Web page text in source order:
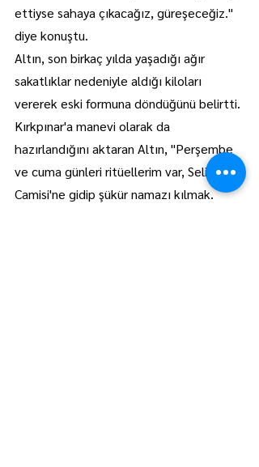
ettiyse sahaya çıkacağız, güreşeceğiz."
diye konuştu.
Altın, son birkaç yılda yaşadığı ağır
sakatlıklar nedeniyle aldığı kiloları
vererek eski formuna döndüğünü belirtti.
Kırkpınar'a manevi olarak da
hazırlandığını aktaran Altın, "Perşembe
ve cuma günleri ritüellerim var, Selimiye
Camisi'ne gidip şükür namazı kılmak.